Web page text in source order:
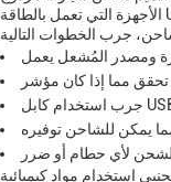
استخدام مواد كيميائية